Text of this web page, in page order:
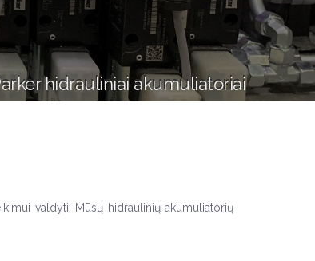
hidrauliniai akumuliatoriai
valdyti. Mūsų hidraulinių akumuliatorių